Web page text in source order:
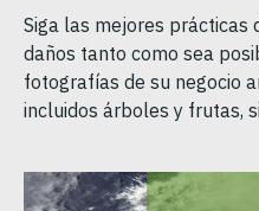
Siga las mejores prácticas
daños tanto como sea
fotografías de su negocio
incluidos árboles y frutas,